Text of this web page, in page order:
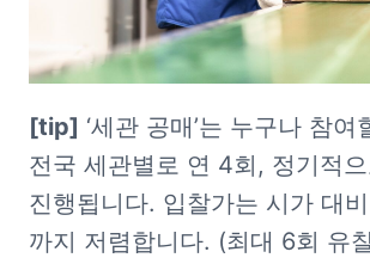
[tip] ‘세관 공매’는 누구나 참여
전국 세관별로 연 4회, 정기적
진행됩니다. 입찰가는 시가 대
까지 저렴합니다. (최대 6회 유